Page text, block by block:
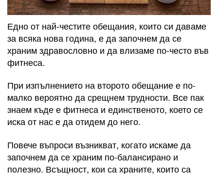
Едно от най-честите обещания, които си даваме
за всяка нова година, е да започнем да се
храним здравословно и да влизаме по-често във
фитнеса.
При изпълнението на второто обещание е по-
малко вероятно да срещнем трудности. Все пак
знаем къде е фитнеса и единственото, което се
иска от нас е да отидем до него.
Повече въпроси възникват, когато искаме да
започнем да се храним по-балансирано и
полезно. Всъщност, кои са храните, които са